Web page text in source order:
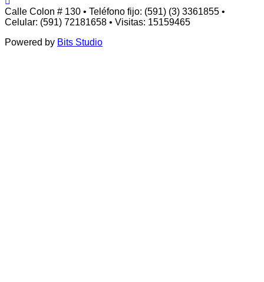
Calle Colon # 130 • Teléfono fijo: (591) (3) 3361855 •
Celular: (591) 72181658 • Visitas: 15159465
Powered by Bits Studio